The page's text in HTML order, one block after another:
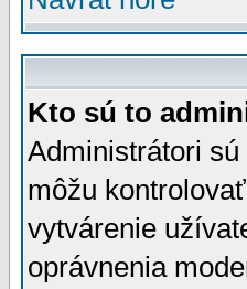
Kto sú to
Administrátori
môžu
vytvárenie
oprávnenia